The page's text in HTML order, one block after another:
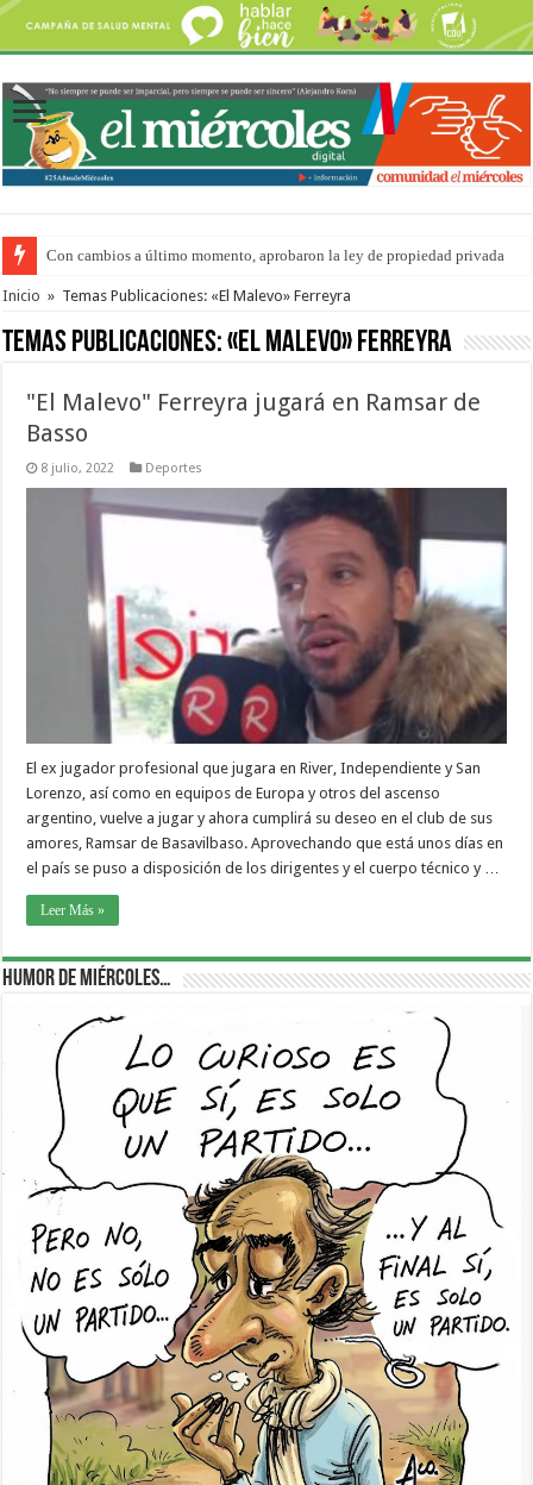
Con cambios a último momento, aprobaron la ley de propiedad privada
Adopción en Entre Ríos: el 35% de los 90 niños, niñas y adolescentes que
Inicio » Temas Publicaciones: «El Malevo» Ferreyra
Temas Publicaciones:«El Malevo» Ferreyra
"El Malevo" Ferreyra jugará en Ramsar de
Basso
8 julio, 2022 Deportes
El ex jugador profesional que jugara en River, Independiente y San
Lorenzo, así como en equipos de Europa y otros del ascenso
argentino, vuelve a jugar y ahora cumplirá su deseo en el club de sus
amores, Ramsar de Basavilbaso. Aprovechando que está unos días en
el país se puso a disposición de los dirigentes y el cuerpo técnico y …
Leer Más »
Humor de Miércoles…